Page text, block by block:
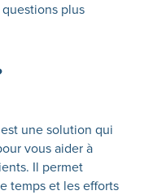
plus
une solution qui
vous aider à
Il permet
temps et les efforts